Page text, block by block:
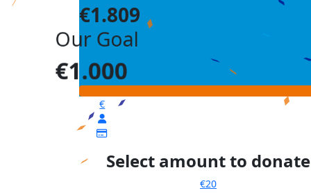
€1.809
Our Goal
€1.000
€
Select amount to donate
€20